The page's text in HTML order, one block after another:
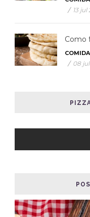
/ 13 jul
Como
COMIDA
/ 08